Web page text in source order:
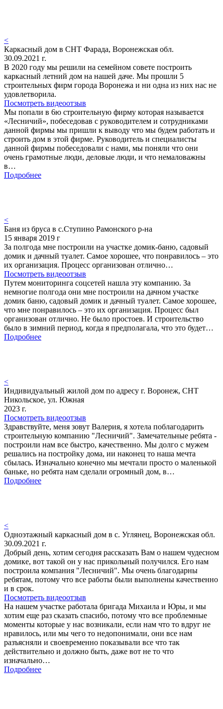
<
Каркасный дом в СНТ Фарада, Воронежская обл.
30.09.2021 г.
В 2020 году мы решили на семейном совете построить
каркасный летний дом на нашей даче. Мы прошли 5
строительных фирм города Воронежа и ни одна из них нас не
удовлетворила.
Посмотреть видеоотзыв
Мы попали в 6ю строительную фирму которая называется
«Лесничий», побеседовав с руководителем и сотрудниками
данной фирмы мы пришли к выводу что мы будем работать и
строить дом в этой фирме. Руководитель и специалисты
данной фирмы побеседовали с нами, мы поняли что они
очень грамотные люди, деловые люди, и что немаловажны
в…
Подробнее
<
Баня из бруса в с.Ступино Рамонского р-на
15 января 2019 г
За полгода мне построили на участке домик-баню, садовый
домик и дачный туалет. Самое хорошее, что понравилось – это
их организация. Процесс организован отлично…
Посмотреть видеоотзыв
Путем мониторинга соцсетей нашла эту компанию. За
немногие полгода они мне построили на дачном участке
домик баню, садовый домик и дачный туалет. Самое хорошее,
что мне понравилось – это их организация. Процесс был
организован отлично. Не было простоев. И строительство
было в зимний период, когда я предполагала, что это будет…
Подробнее
<
Индивидуальный жилой дом по адресу г. Воронеж, СНТ
Никольское, ул. Южная
2023 г.
Посмотреть видеоотзыв
Здравствуйте, меня зовут Валерия, я хотела поблагодарить
строительную компанию "Лесничий". Замечательные ребята -
построили нам все быстро, качественно. Мы долго с мужем
решались на постройку дома, ии наконец то наша мечта
сбылась. Изначально конечно мы мечтали просто о маленькой
баньке, но ребята нам сделали огромный дом, в…
Подробнее
<
Одноэтажный каркасный дом в с. Углянец, Воронежская обл.
30.09.2021 г.
Добрый день, хотим сегодня рассказать Вам о нашем чудесном
домике, вот такой он у нас прикольный получился. Его нам
построила компания "Лесничий". Мы очень благодарны
ребятам, потому что все работы были выполнены качественно
и в срок.
Посмотреть видеоотзыв
На нашем участке работала бригада Михаила и Юры, и мы
хотим еще раз сказать спасибо, потому что все проблемные
моменты которые у нас возникали, если нам что то вдруг не
нравилось, или мы чего то недопонимали, они все нам
разъясняли и своевременно показывали все что так
действительно и должно быть, даже вот не то что
изначально…
Подробнее